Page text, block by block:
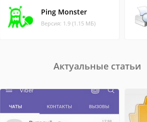
Ping Monster
Версия: 1.9 (1.15 МБ)
Актуальные статьи